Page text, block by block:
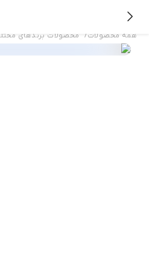
همه محصولات/ محصولات برندهای